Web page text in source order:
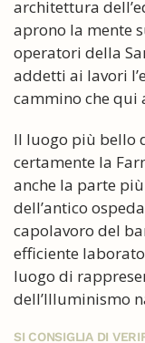
architettura
aprono la mente
operatori della
addetti ai lavori
cammino che
Il luogo più bello
certamente la
anche la parte
dell’antico
capolavoro del
efficiente
luogo di
dell’Illuminismo
SI CONSIGLIA DI